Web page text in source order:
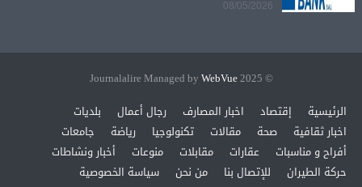
08/05/2026
© 2025 Journalalire Managed by
WebVue
الرئيسية
إقتصاد اخبار المصارف رجال أعمال
بلديات
اخبار ثقافية
صحة مقالات تكنولوجيا رياضة
جامعات
أفراح و مناسبات
عقارات مقابلات منوعات
أخبار ونشاطات
حركة الطيران
للإتصال بنا من نحن سياسة الخصوصية